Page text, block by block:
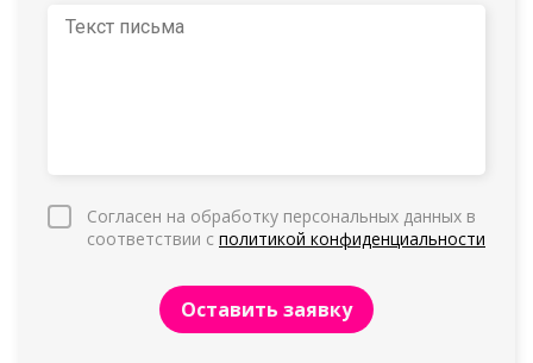
Согласен на обработку персональных данных в
соответствии с политикой конфиденциальности
Оставить заявку